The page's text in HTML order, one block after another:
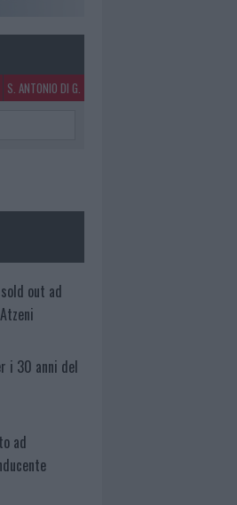
S. ANTONIO DI G.
out ad
i 30 anni del
ad